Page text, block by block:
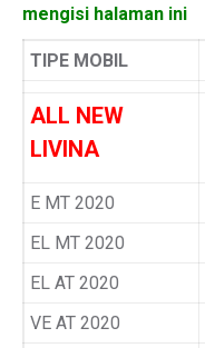
mengisi halaman ini
TIPE MOBIL
ALL NEW
LIVINA
E MT 2020
EL MT 2020
EL AT 2020
VE AT 2020